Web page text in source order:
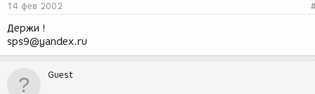
14 фев 2002
Держи !
sps9@yandex.ru
Guest